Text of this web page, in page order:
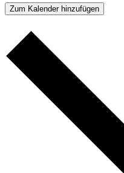
Zum Kalender hinzufügen